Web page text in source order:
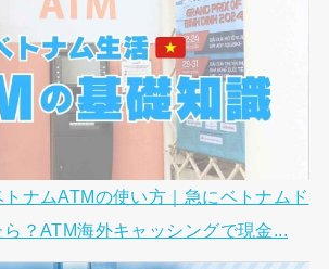
トナムATMの使い方｜急にベトナムド
？ATM海外キャッシングで現金...